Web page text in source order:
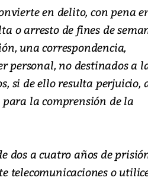
en delito, con pena
o arresto de fines de
una correspondencia,
personal, no destinados a
si de ello resulta perjuicio,
para la comprensión de la
dos a cuatro años de
telecomunicaciones o